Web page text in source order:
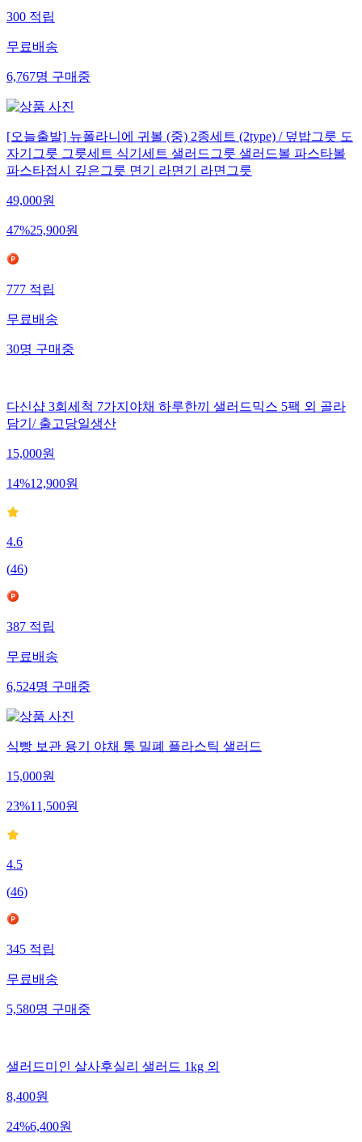
300 적립
무료배송
6,767명 구매중
[오늘출발] 뉴폴라니에 귀볼 (중) 2종세트 (2type) / 덮밥그릇 도
자기그릇 그릇세트 식기세트 샐러드그릇 샐러드볼 파스타볼
파스타접시 깊은그릇 면기 라면기 라면그릇
49,000원
47%25,900원
777 적립
무료배송
30명 구매중
다신샵 3회세척 7가지야채 하루한끼 샐러드믹스 5팩 외 골라
담기/ 출고당일생산
15,000원
14%12,900원
4.6
(46)
387 적립
무료배송
6,524명 구매중
식빵 보관 용기 야채 통 밀폐 플라스틱 샐러드
15,000원
23%11,500원
4.5
(46)
345 적립
무료배송
5,580명 구매중
샐러드미인 살사후실리 샐러드 1kg 외
8,400원
24%6,400원